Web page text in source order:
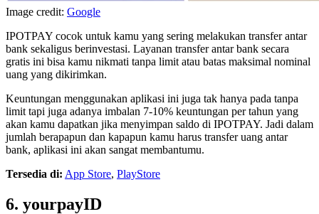
Image credit: Google
IPOTPAY cocok untuk kamu yang sering melakukan transfer antar
bank sekaligus berinvestasi. Layanan transfer antar bank secara
gratis ini bisa kamu nikmati tanpa limit atau batas maksimal nominal
uang yang dikirimkan.
Keuntungan menggunakan aplikasi ini juga tak hanya pada tanpa
limit tapi juga adanya imbalan 7-10% keuntungan per tahun yang
akan kamu dapatkan jika menyimpan saldo di IPOTPAY. Jadi dalam
jumlah berapapun dan kapapun kamu harus transfer uang antar
bank, aplikasi ini akan sangat membantumu.
Tersedia di: App Store, PlayStore
6. yourpayID